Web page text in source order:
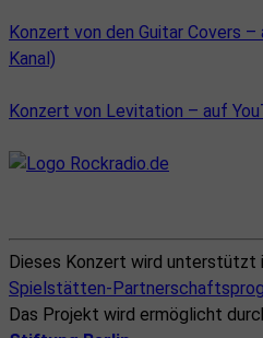
Konzert von den Guitar Covers
Kanal)
Konzert von Levitation – auf
Dieses Konzert wird unterstützt
Spielstätten-
Das Projekt wird ermöglicht